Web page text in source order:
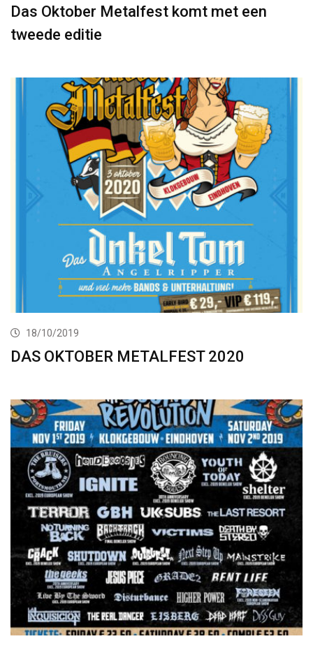
Das Oktober Metalfest komt met een
tweede editie
18/10/2019
DAS OKTOBER METALFEST 2020